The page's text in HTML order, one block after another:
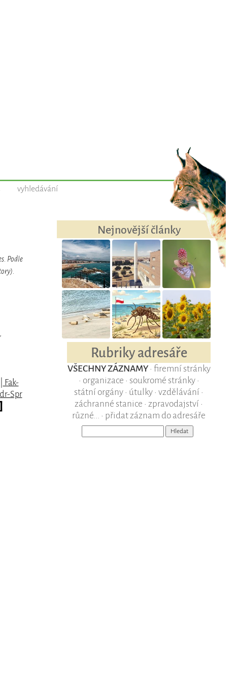
vyhledávání
Podle
Fak-
Spr
Nejnovější články
Rubriky adresáře
VŠECHNY ZÁZNAMY• firemní stránky
• organizace • soukromé stránky•
státní orgány • útulky • vzdělávání •
záchranné stanice • zpravodajství •
různé... • přidat záznam do adresáře